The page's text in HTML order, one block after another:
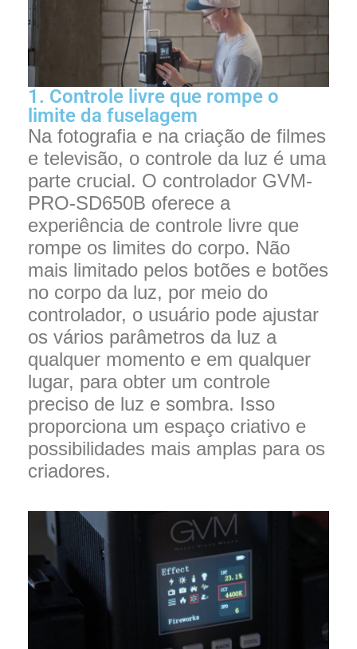
1. Controle livre que rompe o
limite da fuselagem
Na fotografia e na criação de filmes
e televisão, o controle da luz é uma
parte crucial. O controlador GVM-
PRO-SD650B oferece a
experiência de controle livre que
rompe os limites do corpo. Não
mais limitado pelos botões e botões
no corpo da luz, por meio do
controlador, o usuário pode ajustar
os vários parâmetros da luz a
qualquer momento e em qualquer
lugar, para obter um controle
preciso de luz e sombra. Isso
proporciona um espaço criativo e
possibilidades mais amplas para os
criadores.